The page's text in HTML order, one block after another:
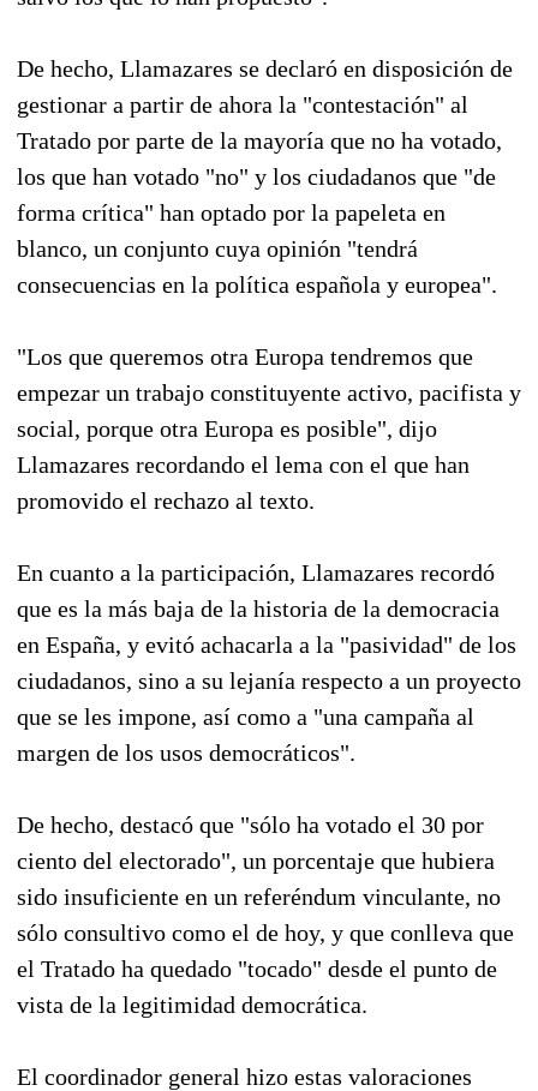
De hecho, Llamazares se declaró en disposición de
gestionar a partir de ahora la "contestación" al
Tratado por parte de la mayoría que no ha votado,
los que han votado "no" y los ciudadanos que "de
forma crítica" han optado por la papeleta en
blanco, un conjunto cuya opinión "tendrá
consecuencias en la política española y europea".
"Los que queremos otra Europa tendremos que
empezar un trabajo constituyente activo, pacifista y
social, porque otra Europa es posible", dijo
Llamazares recordando el lema con el que han
promovido el rechazo al texto.
En cuanto a la participación, Llamazares recordó
que es la más baja de la historia de la democracia
en España, y evitó achacarla a la "pasividad" de los
ciudadanos, sino a su lejanía respecto a un proyecto
que se les impone, así como a "una campaña al
margen de los usos democráticos".
De hecho, destacó que "sólo ha votado el 30 por
ciento del electorado", un porcentaje que hubiera
sido insuficiente en un referéndum vinculante, no
sólo consultivo como el de hoy, y que conlleva que
el Tratado ha quedado "tocado" desde el punto de
vista de la legitimidad democrática.
El coordinador general hizo estas valoraciones